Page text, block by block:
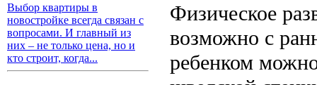
Выбор квартиры в
новостройке всегда связан с
вопросами. И главный из
них – не только цена, но и
кто строит, когда...
Физическое
возможно с
ребенком